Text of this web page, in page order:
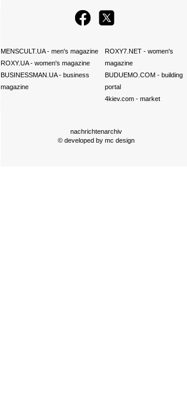
MENSCULT.UA- men's magazine
ROXY.UA- women's magazine
BUSINESSMAN.UA- business
magazine
ROXY7.NET- women's
magazine
BUDUEMO.COM- building
portal
4kiev.com- market
nachrichtenarchiv
© developed by mc design